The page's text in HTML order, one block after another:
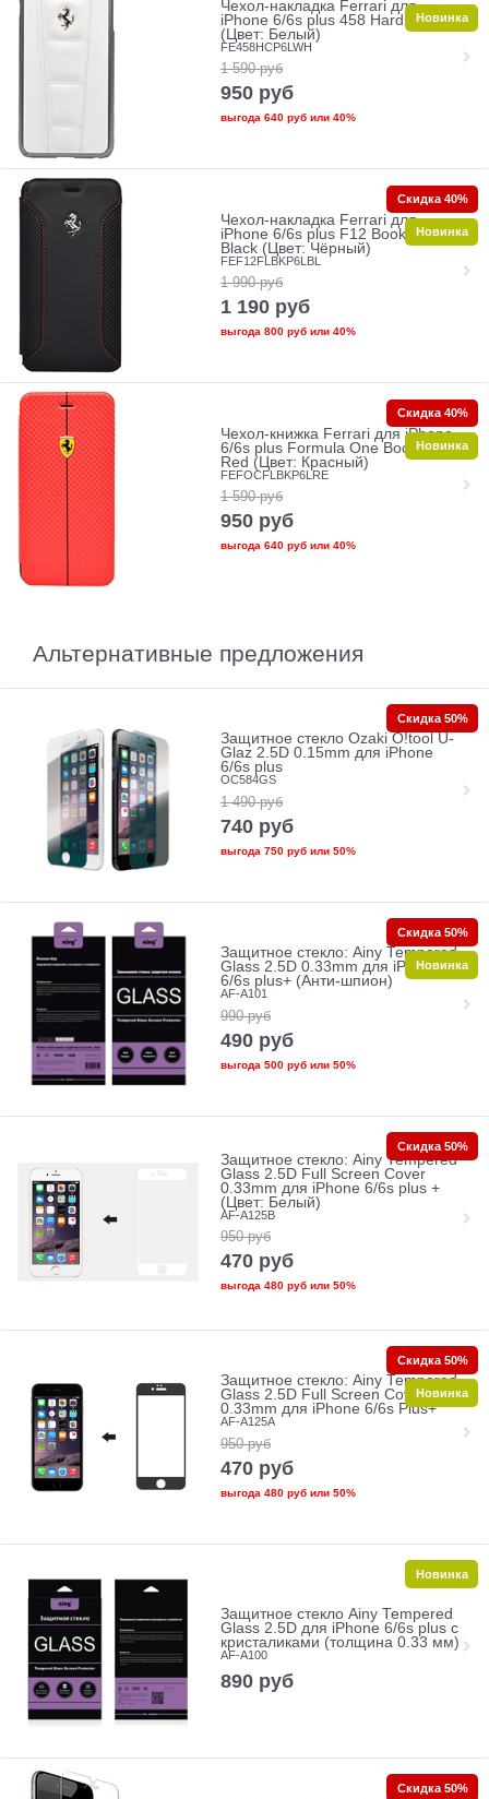
Чехол-накладка Ferrari для
iPhone 6/6s plus 458 Hard White
(Цвет: Белый)
FE458HCP6LWH
1 590 руб
950 руб
выгода 640 рубили 40%
Новинка
Чехол-накладка Ferrari для
iPhone 6/6s plus F12 Booktype
Black (Цвет: Чёрный)
FEF12FLBKP6LBL
1 990 руб
1 190 руб
выгода 800 рубили 40%
Скидка 40%
Новинка
Чехол-книжка Ferrari для iPhone
6/6s plus Formula One Booktype
Red (Цвет: Красный)
FEFOCFLBKP6LRE
1 590 руб
950 руб
выгода 640 рубили 40%
Скидка 40%
Новинка
Альтернативные предложения
Защитное стекло Ozaki O!tool U-
Glaz 2.5D 0.15mm для iPhone
6/6s plus
OC584GS
1 490 руб
740 руб
выгода 750 рубили 50%
Скидка 50%
Защитное стекло: Ainy Tempered
Glass 2.5D 0.33mm для iPhone
6/6s plus+ (Анти-шпион)
AF-A101
990 руб
490 руб
выгода 500 рубили 50%
Скидка 50%
Новинка
Защитное стекло: Ainy Tempered
Glass 2.5D Full Screen Cover
0.33mm для iPhone 6/6s plus +
(Цвет: Белый)
AF-A125B
950 руб
470 руб
выгода 480 рубили 50%
Скидка 50%
Защитное стекло: Ainy Tempered
Glass 2.5D Full Screen Cover
0.33mm для iPhone 6/6s Plus+
AF-A125A
950 руб
470 руб
выгода 480 рубили 50%
Скидка 50%
Новинка
Защитное стекло Ainy Tempered
Glass 2.5D для iPhone 6/6s plus с
кристаликами (толщина 0.33 мм)
AF-A100
890 руб
Новинка
Скидка 50%